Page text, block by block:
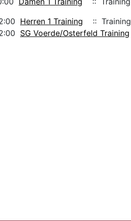
Herren 1 Training
:: Training
SG Voerde/Osterfeld Training